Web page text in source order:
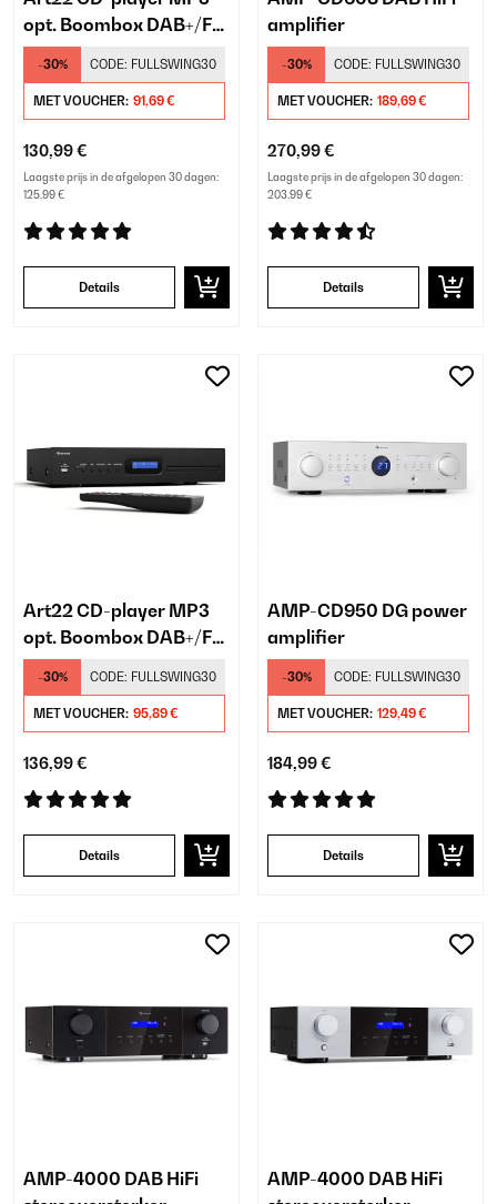
opt. Boombox DAB+/FM
radio CD/MP3 player
3W luidsprekers 2,4
-30% CODE: FULLSWING30
MET VOUCHER: 91,69 €
130,99 €
Laagste prijs in de afgelopen 30 dagen:
125,99 €
Details
amplifier
-30% CODE: FULLSWING30
MET VOUCHER: 189,69 €
270,99 €
Laagste prijs in de afgelopen 30 dagen:
203,99 €
Details
Art22 CD-player MP3
opt. Boombox DAB+/FM
radio CD/MP3 player
3W luidsprekers 2,4
-30% CODE: FULLSWING30
MET VOUCHER: 95,89 €
136,99 €
Details
AMP-CD950 DG power
amplifier
-30% CODE: FULLSWING30
MET VOUCHER: 129,49 €
184,99 €
Details
AMP-4000 DAB HiFi
AMP-4000 DAB HiFi